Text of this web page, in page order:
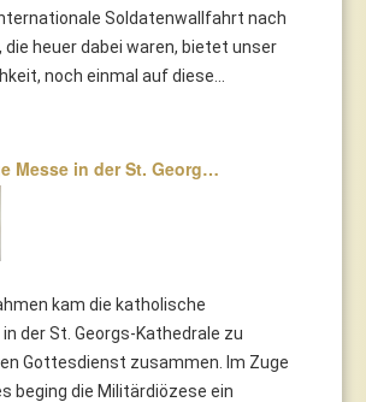
Soldatenwallfahrt nach
die heuer dabei waren, bietet unser
noch einmal auf diese...
Messe in der St. Georg…
kam die katholische
der St. Georgs-Kathedrale zu
Gottesdienst zusammen. Im Zuge
beging die Militärdiözese ein